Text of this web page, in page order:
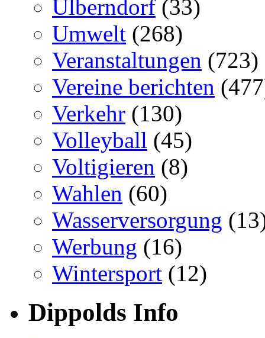
Ulberndorf (33)
Umwelt (268)
Veranstaltungen (723)
Vereine berichten
Verkehr (130)
Volleyball (45)
Voltigieren (8)
Wahlen (60)
Wasserversorgung
Werbung (16)
Wintersport (12)
Dippolds Info